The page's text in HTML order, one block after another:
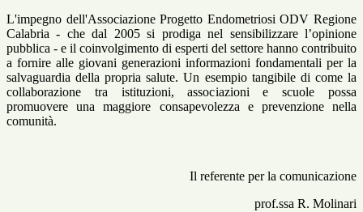
L'impegno dell'Associazione Progetto Endometriosi ODV Regione
Calabria - che dal 2005 si prodiga nel sensibilizzare l’opinione
pubblica - e il coinvolgimento di esperti del settore hanno contribuito
a fornire alle giovani generazioni informazioni fondamentali per la
salvaguardia della propria salute. Un esempio tangibile di come la
collaborazione tra istituzioni, associazioni e scuole possa
promuovere una maggiore consapevolezza e prevenzione nella
comunità.
Il referente per la comunicazione
prof.ssa R. Molinari